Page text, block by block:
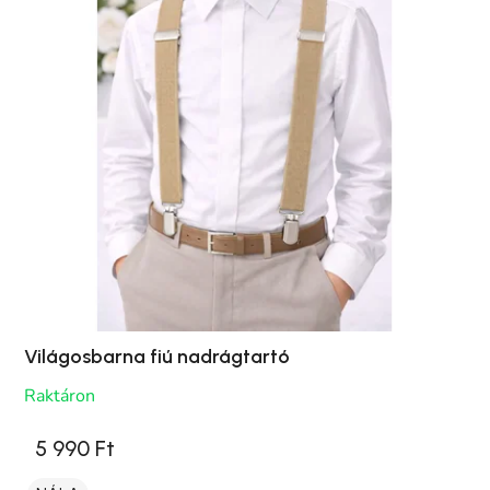
Világosbarna fiú nadrágtartó
Raktáron
5 990 Ft